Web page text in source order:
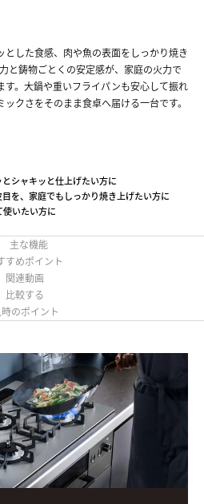
した食感、肉や魚の表面をしっかり焼き
と鋳物ごとくの安定感が、家庭の火力で
す。大鍋や重いフライパンも安心して振れ
クさをそのまま食卓へ届ける一台です。
シャキッと仕上げたい方に
を、家庭でもしっかり焼き上げたい方に
いたい方に
主な機能
すめポイント
関連動画
比較する
のポイント